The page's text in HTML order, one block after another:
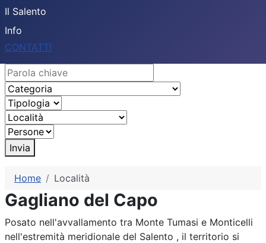
Il Salento
Info
CONTATTI
Invia
Home Località
Gagliano del Capo
Posato nell'avvallamento tra Monte Tumasi e Monticelli
nell'estremità meridionale del Salento , il territorio si